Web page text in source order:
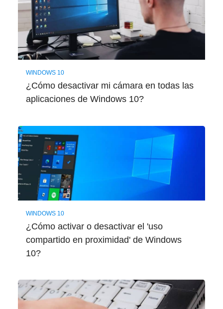
WINDOWS 10
¿Cómo desactivar mi cámara en todas las
aplicaciones de Windows 10?
WINDOWS 10
¿Cómo activar o desactivar el 'uso
compartido en proximidad' de Windows
10?